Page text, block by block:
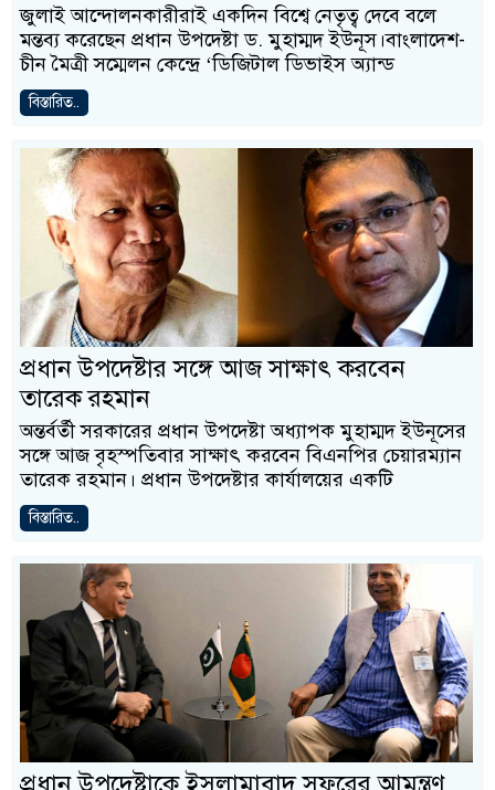
জুলাই আন্দোলনকারীরাই একদিন বিশ্বে নেতৃত্ব দেবে বলে
মন্তব্য করেছেন প্রধান উপদেষ্টা ড. মুহাম্মদ ইউনূস।বাংলাদেশ-
চীন মৈত্রী সম্মেলন কেন্দ্রে ‘ডিজিটাল ডিভাইস অ্যান্ড
বিস্তারিত..
প্রধান উপদেষ্টার সঙ্গে আজ সাক্ষাৎ করবেন
তারেক রহমান
অন্তর্বর্তী সরকারের প্রধান উপদেষ্টা অধ্যাপক মুহাম্মদ ইউনূসের
সঙ্গে আজ বৃহস্পতিবার সাক্ষাৎ করবেন বিএনপির চেয়ারম্যান
তারেক রহমান। প্রধান উপদেষ্টার কার্যালয়ের একটি
বিস্তারিত..